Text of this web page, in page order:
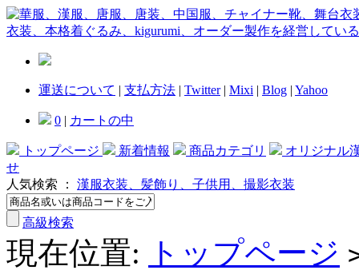
運送について | 支払方法 | Twitter| Mixi | Blog | Yahoo
0 | カートの中
トップページ 新着情報 商品カテゴリ
オリジナル
せ
人気検索 ： 漢服衣装、髪飾り、子供用、撮影衣装
高級検索
現在位置: トップページ